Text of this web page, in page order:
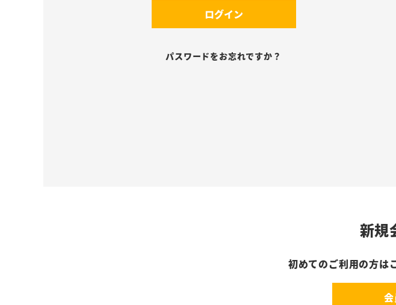
ログイン
パスワードをお忘れですか？
新規
初めてのご利用の方は